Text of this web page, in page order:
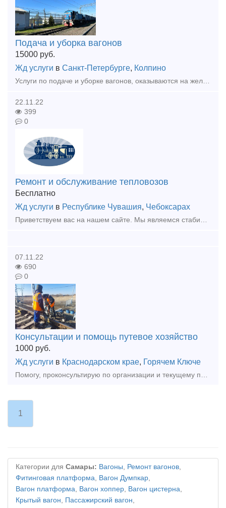
Подача и уборка вагонов
15000 руб.
Жд услуги в Санкт-Петербурге, Колпино
Услуги по подаче и уборке вагонов, оказываются на железнодорожных путях необщего пользования, примыкающих к станции Пустынька (032105) Ленинградская область, Тосненский район, г. Никольское. Компания
22.11.22
399
0
Ремонт и обслуживание тепловозов
Бесплатно
Жд услуги в Республике Чувашия, Чебоксарах
Приветствуем вас на нашем сайте. Мы являемся стабильной и ответственной организацией, занимающейся поставкой запасных частей, техническим обслуживанием, ремонтом тепловозов серии: ТГК-2, ТГМ-23, ТГМ-
07.11.22
690
0
Консультации и помощь путевое хозяйство
1000 руб.
Жд услуги в Краснодарском крае, Горячем Ключе
Помогу, проконсультирую по организации и текущему проведению путевых работ на сети ржд, подъездных путях организаций. Полезно будет начинающим руководителям работ, если только что заступил на должн
1
Категории для Самары: Вагоны, Ремонт вагонов,
Фитинговая платформа, Вагон Думпкар,
Вагон платформа, Вагон хоппер, Вагон цистерна,
Крытый вагон, Пассажирский вагон,